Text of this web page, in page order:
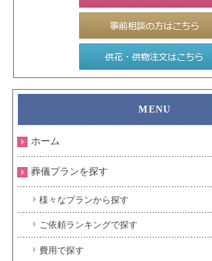
ホーム
葬儀プランを探す
様々なプランから探す
ご依頼ランキングで探す
費用で探す